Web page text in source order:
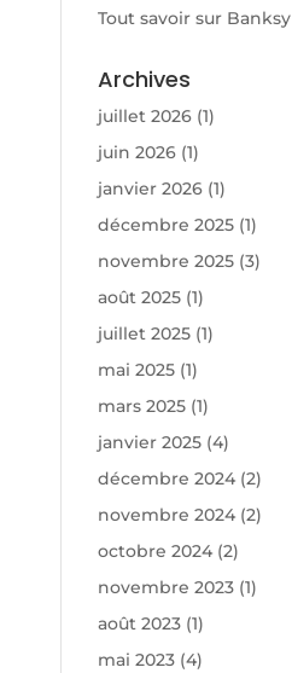
Tout savoir sur Banksy
Archives
juillet 2026 (1)
juin 2026 (1)
janvier 2026 (1)
décembre 2025 (1)
novembre 2025 (3)
août 2025 (1)
juillet 2025 (1)
mai 2025 (1)
mars 2025 (1)
janvier 2025 (4)
décembre 2024 (2)
novembre 2024 (2)
octobre 2024 (2)
novembre 2023 (1)
août 2023 (1)
mai 2023 (4)